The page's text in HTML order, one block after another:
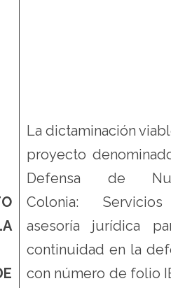
La dictaminación viable
proyecto denominado:
Defensa de
Colonia: Servicios
asesoría jurídica para
continuidad en la
con número de folio